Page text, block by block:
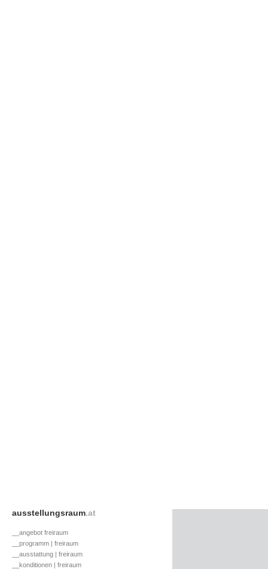
ausstellungsraum.at
__angebot freiraum
__programm | freiraum
__ausstattung | freiraum
__konditionen | freiraum